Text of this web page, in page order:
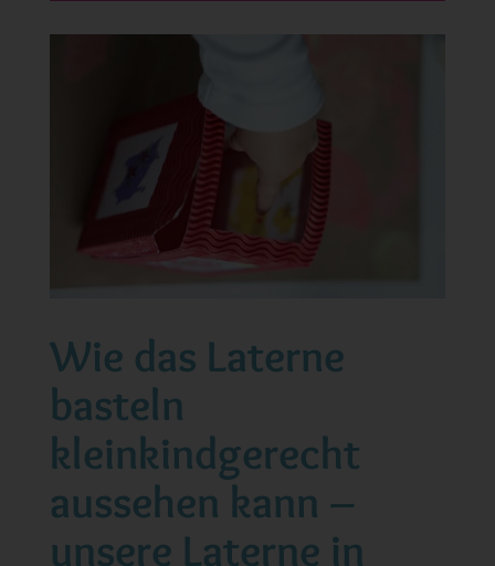
Wie das Laterne
basteln
kleinkindgerecht
aussehen kann –
unsere Laterne in